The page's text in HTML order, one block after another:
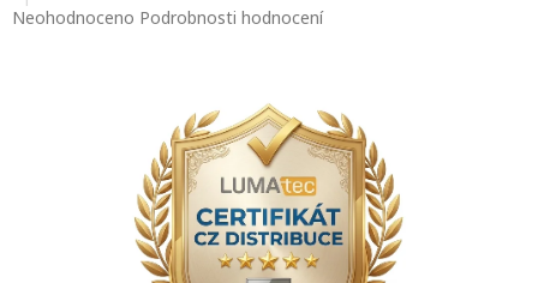
Průměrné
Neohodnoceno Podrobnosti hodnocení